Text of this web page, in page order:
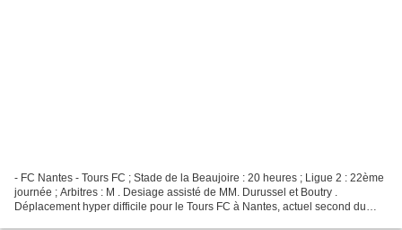
- FC Nantes - Tours FC ; Stade de la Beaujoire : 20 heures ; Ligue 2 : 22ème
journée ; Arbitres : M . Desiage assisté de MM. Durussel et Boutry .
Déplacement hyper difficile pour le Tours FC à Nantes, actuel second du